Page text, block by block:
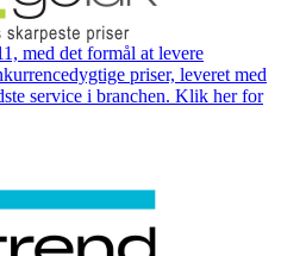
med det formål at levere
priser, leveret med
service i branchen. Klik her for